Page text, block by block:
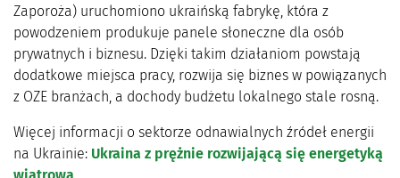
Zaporoża) uruchomiono ukraińską fabrykę, która z
powodzeniem produkuje panele słoneczne dla osób
prywatnych i biznesu. Dzięki takim działaniom powstają
dodatkowe miejsca pracy, rozwija się biznes w powiązanych
z OZE branżach, a dochody budżetu lokalnego stale rosną.
Więcej informacji o sektorze odnawialnych źródeł energii
na Ukrainie: Ukraina z prężnie rozwijającą się energetyką